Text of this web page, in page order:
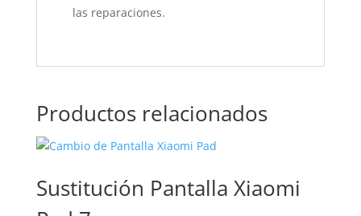
las reparaciones.
Productos relacionados
Sustitución Pantalla Xiaomi